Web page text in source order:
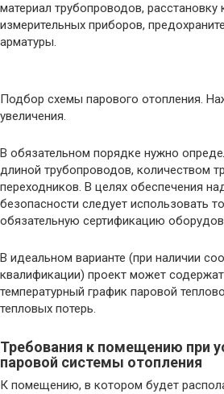
материал трубопроводов, расстановку
измерительных приборов,
арматуры.
Подбор схемы парового отопления.
увеличения.
В обязательном порядке нужно
длиной трубопроводов, количеством
переходников. В целях обеспечения
безопасности следует использовать
обязательную сертификацию
В идеальном варианте (при наличии
квалификации) проект может
температурный график паровой
тепловых потерь.
Требования к помещению при
паровой системы отопления
К помещению, в котором будет